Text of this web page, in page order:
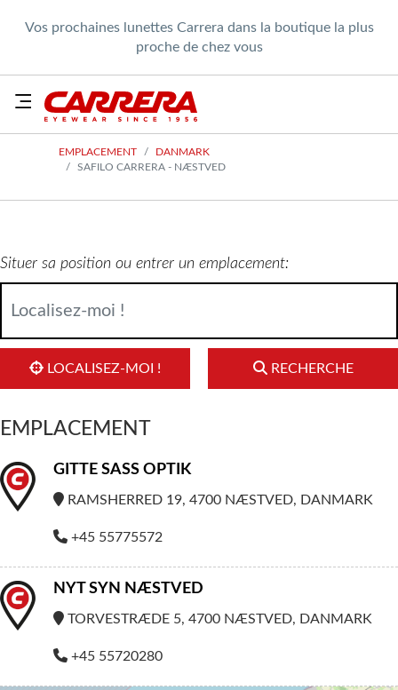
Vos prochaines lunettes Carrera dans la boutique la plus
proche de chez vous
EMPLACEMENT
DANMARK
SAFILO CARRERA - NÆSTVED
Situer sa position ou entrer un emplacement:
LOCALISEZ-MOI ! RECHERCHE
EMPLACEMENT
GITTE SASS OPTIK
RAMSHERRED 19, 4700 NÆSTVED, DANMARK
+45 55775572
NYT SYN NÆSTVED
TORVESTRÆDE 5, 4700 NÆSTVED, DANMARK
+45 55720280